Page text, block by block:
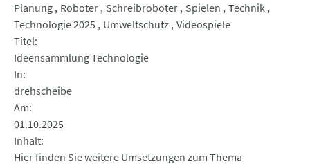
Planung Roboter Schreibroboter Spielen Technik
Technologie 2025
Umweltschutz Videospiele
Titel
Ideensammlung Technologie
In
drehscheibe
Am
01.10.2025
Inhalt
Hier finden Sie weitere Umsetzungen zum Thema